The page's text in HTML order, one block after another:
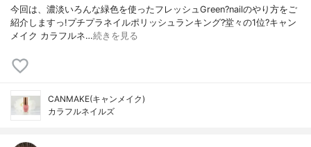
今回は、濃淡いろんな緑色を使ったフレッシュGreen?nailのやり方をご
紹介しますっ!プチプラネイルポリッシュランキング?堂々の1位?キャン
メイク カラフルネ…続きを見る
CANMAKE(キャンメイク)
カラフルネイルズ